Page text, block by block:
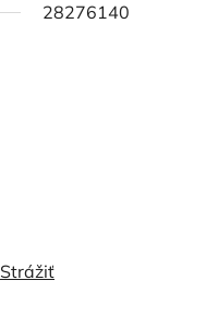
28276140
Strážiť